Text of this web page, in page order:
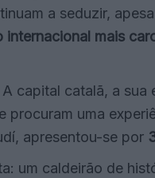
a seduzir,
internacional mais
capital catalã, a
procuram uma
apresentou-se por
um caldeirão de